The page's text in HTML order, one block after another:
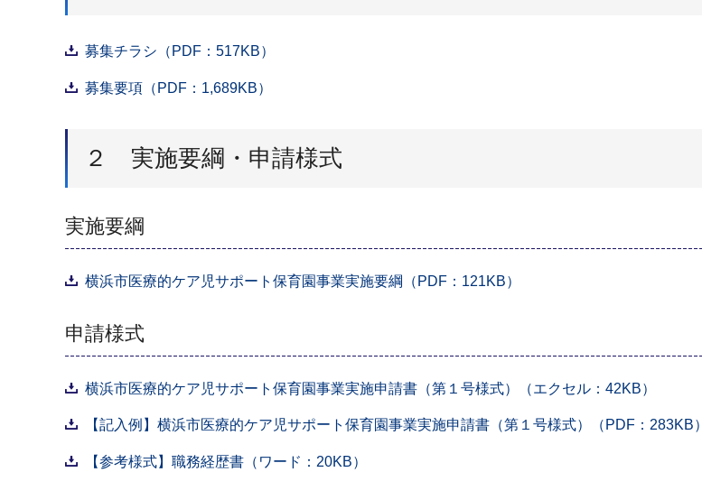
募集チラシ（PDF：517KB）
募集要項（PDF：1,689KB）
２ 実施要綱・申請様式
実施要綱
横浜市医療的ケア児サポート保育園事業実施要綱（PDF：121KB）
申請様式
横浜市医療的ケア児サポート保育園事業実施申請書（第１号様式）（エクセル：42KB）
【記入例】横浜市医療的ケア児サポート保育園事業実施申請書（第１号様式）（PDF：283KB）
【参考様式】職務経歴書（ワード：20KB）